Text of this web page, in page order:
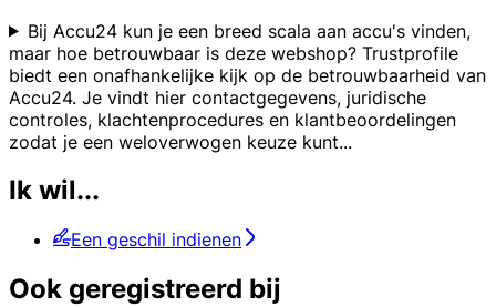
Bij Accu24 kun je een breed scala aan accu's vinden,
maar hoe betrouwbaar is deze webshop? Trustprofile
biedt een onafhankelijke kijk op de betrouwbaarheid van
Accu24. Je vindt hier contactgegevens, juridische
controles, klachtenprocedures en klantbeoordelingen
zodat je een weloverwogen keuze kunt...
Ik wil...
Een geschil indienen
Ook geregistreerd bij